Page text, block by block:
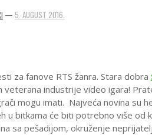
6. AUGUST 2026.
16. JULY 2026.
JUNE 2026.
— 5. AUGUST 2016.
za fanove RTS žanra. Stara dobra
veterana industrije video igara!
mogu imati. Najveća novina su
u bitkama će biti potrebno više od
sa pešadijom, okruženje